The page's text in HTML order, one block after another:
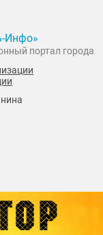
Инфо»
портал города